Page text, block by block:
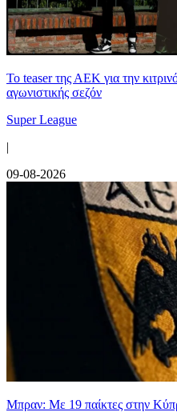
Το teaser της ΑΕΚ για την
αγωνιστικής σεζόν
Super League
|
09-08-2026
Μπραν: Με 19 παίκτες στην